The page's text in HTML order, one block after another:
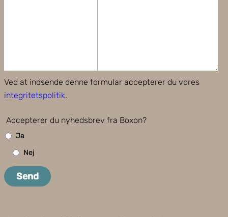
Ved at indsende denne formular accepterer du vores
integritetspolitik.
Accepterer du nyhedsbrev fra Boxon?
Ja
Nej
Send